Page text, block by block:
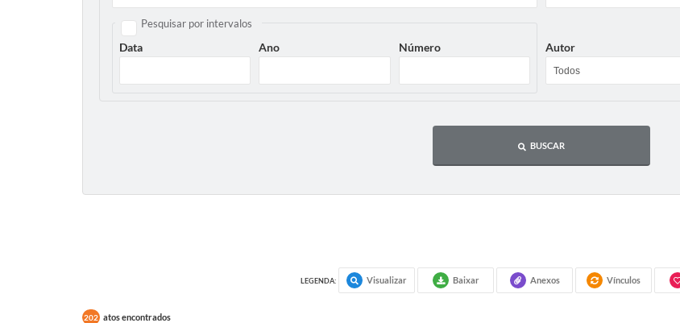
Pesquisar por intervalos
Data Ano Número Autor
BUSCAR
LEGENDA: Visualizar Baixar Anexos Vínculos
202 atos encontrados